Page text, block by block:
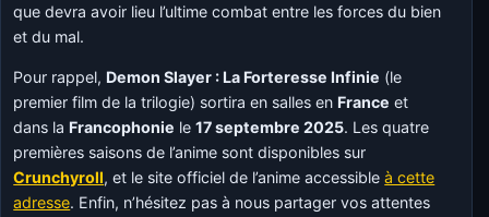
que devra avoir lieu l’ultime combat entre les forces du bien
et du mal.
Pour rappel, Demon Slayer : La Forteresse Infinie (le
premier film de la trilogie) sortira en salles en France et
dans la Francophonie le17 septembre 2025. Les quatre
premières saisons de l’anime sont disponibles sur
Crunchyroll, et le site officiel de l’anime accessibleà cette
adresse. Enfin, n’hésitez pas à nous partager vos attentes